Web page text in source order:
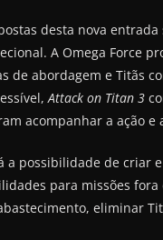
desta nova
A Omega Force
de abordagem e Titãs
Attack on Titan 3
acompanhar a ação
a possibilidade de criar
para missões
eliminar